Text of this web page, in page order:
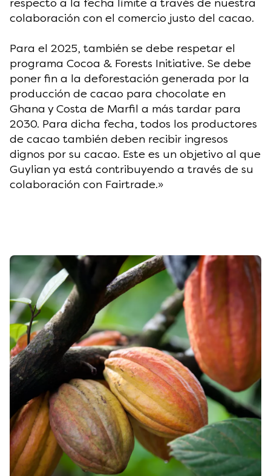
respecto a la fecha límite a través de nuestra
colaboración con el comercio justo del cacao.
Para el 2025, también se debe respetar el
programa Cocoa & Forests Initiative. Se debe
poner fin a la deforestación generada por la
producción de cacao para chocolate en
Ghana y Costa de Marfil a más tardar para
2030. Para dicha fecha, todos los productores
de cacao también deben recibir ingresos
dignos por su cacao. Este es un objetivo al que
Guylian ya está contribuyendo a través de su
colaboración con Fairtrade.»